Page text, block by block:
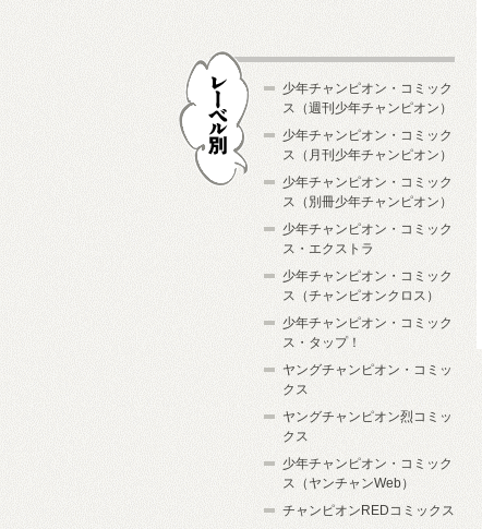
少年チャンピオン・コミック
ス（週刊少年チャンピオン）
少年チャンピオン・コミック
ス（月刊少年チャンピオン）
少年チャンピオン・コミック
ス（別冊少年チャンピオン）
少年チャンピオン・コミック
ス・エクストラ
少年チャンピオン・コミック
ス（チャンピオンクロス）
少年チャンピオン・コミック
ス・タップ！
ヤングチャンピオン・コミッ
クス
ヤングチャンピオン烈コミッ
クス
少年チャンピオン・コミック
ス（ヤンチャンWeb）
チャンピオンREDコミックス